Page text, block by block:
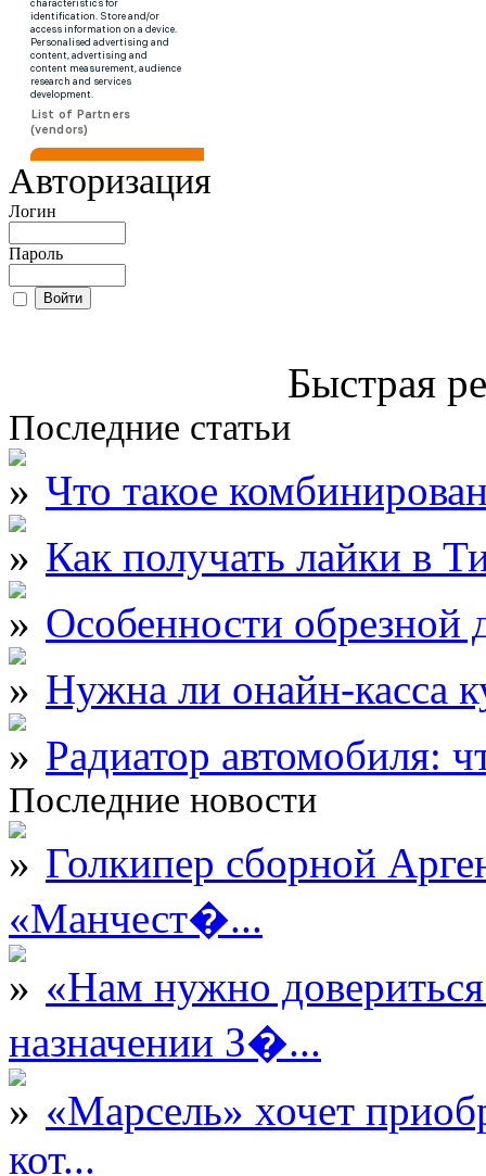
Авторизация
Логин
Пароль
Быстрая
Последние статьи
Что такое
Как получать лайки в
Особенности обрезной
Нужна ли онайн-касса
Радиатор автомобиля:
Последние новости
Голкипер сборной
«Манчест�...
«Нам нужно
назначении З�...
«Марсель» хочет
кот...